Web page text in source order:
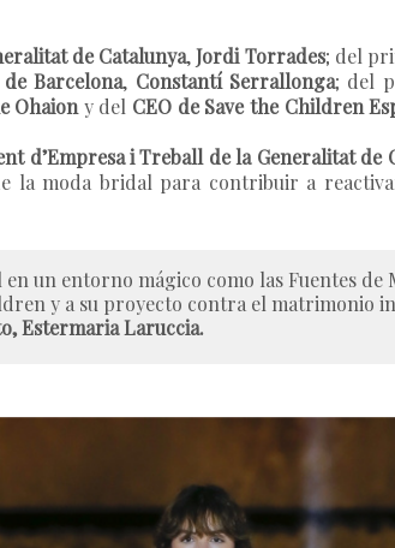
de Catalunya,Jordi Torrades; del
Barcelona, Constantí Serrallonga; del
Ohaion y del CEO de Save the Children
d’Empresa i Treball de la Generalitat de
la moda bridal para contribuir a
un entorno mágico como las Fuentes de
y a su proyecto contra el matrimonio
Estermaria Laruccia.